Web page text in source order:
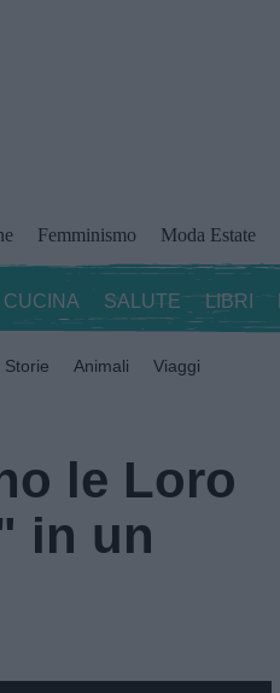
Femminismo Moda Estate
CUCINA SALUTE LIBRI
Storie Animali Viaggi
le Loro
in un